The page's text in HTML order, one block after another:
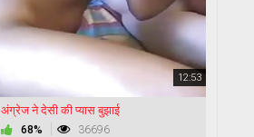
12:53
अंग्रेज ने देसी की प्यास बुझाई
68% 36696